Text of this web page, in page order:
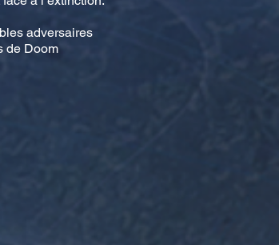
adversaires
de Doom